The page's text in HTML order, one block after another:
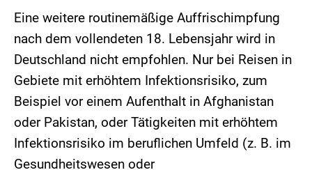
Eine weitere routinemäßige Auffrischimpfung
nach dem vollendeten 18. Lebensjahr wird in
Deutschland nicht empfohlen. Nur bei Reisen in
Gebiete mit erhöhtem Infektionsrisiko, zum
Beispiel vor einem Aufenthalt in Afghanistan
oder Pakistan, oder Tätigkeiten mit erhöhtem
Infektionsrisiko im beruflichen Umfeld (z. B. im
Gesundheitswesen oder